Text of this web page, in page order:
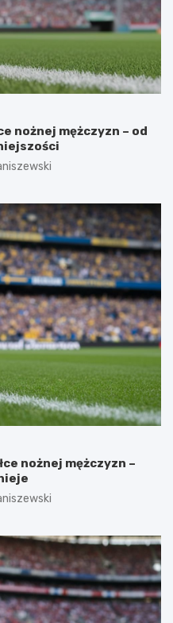
nożnej mężczyzn – od
nożnej mężczyzn –